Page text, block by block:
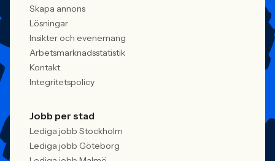
Skapa annons
Lösningar
Insikter och evenemang
Arbetsmarknadsstatistik
Kontakt
Integritetspolicy
Jobb per stad
Lediga jobb Stockholm
Lediga jobb Göteborg